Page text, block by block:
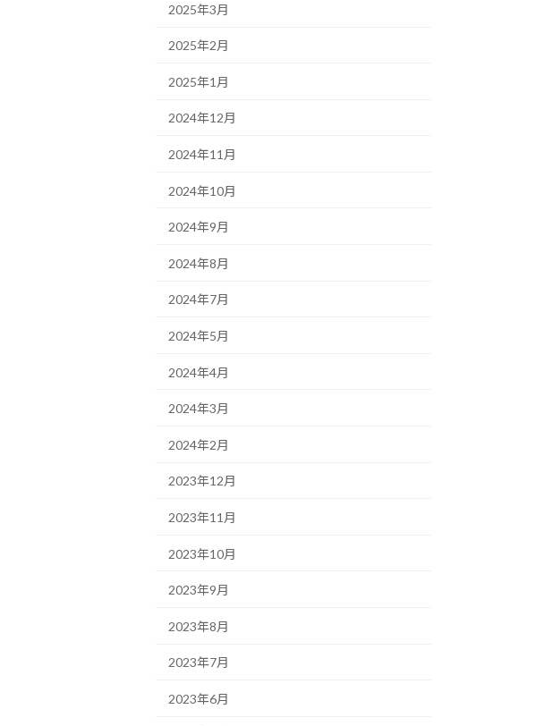
2025年3月
2025年2月
2025年1月
2024年12月
2024年11月
2024年10月
2024年9月
2024年8月
2024年7月
2024年5月
2024年4月
2024年3月
2024年2月
2023年12月
2023年11月
2023年10月
2023年9月
2023年8月
2023年7月
2023年6月